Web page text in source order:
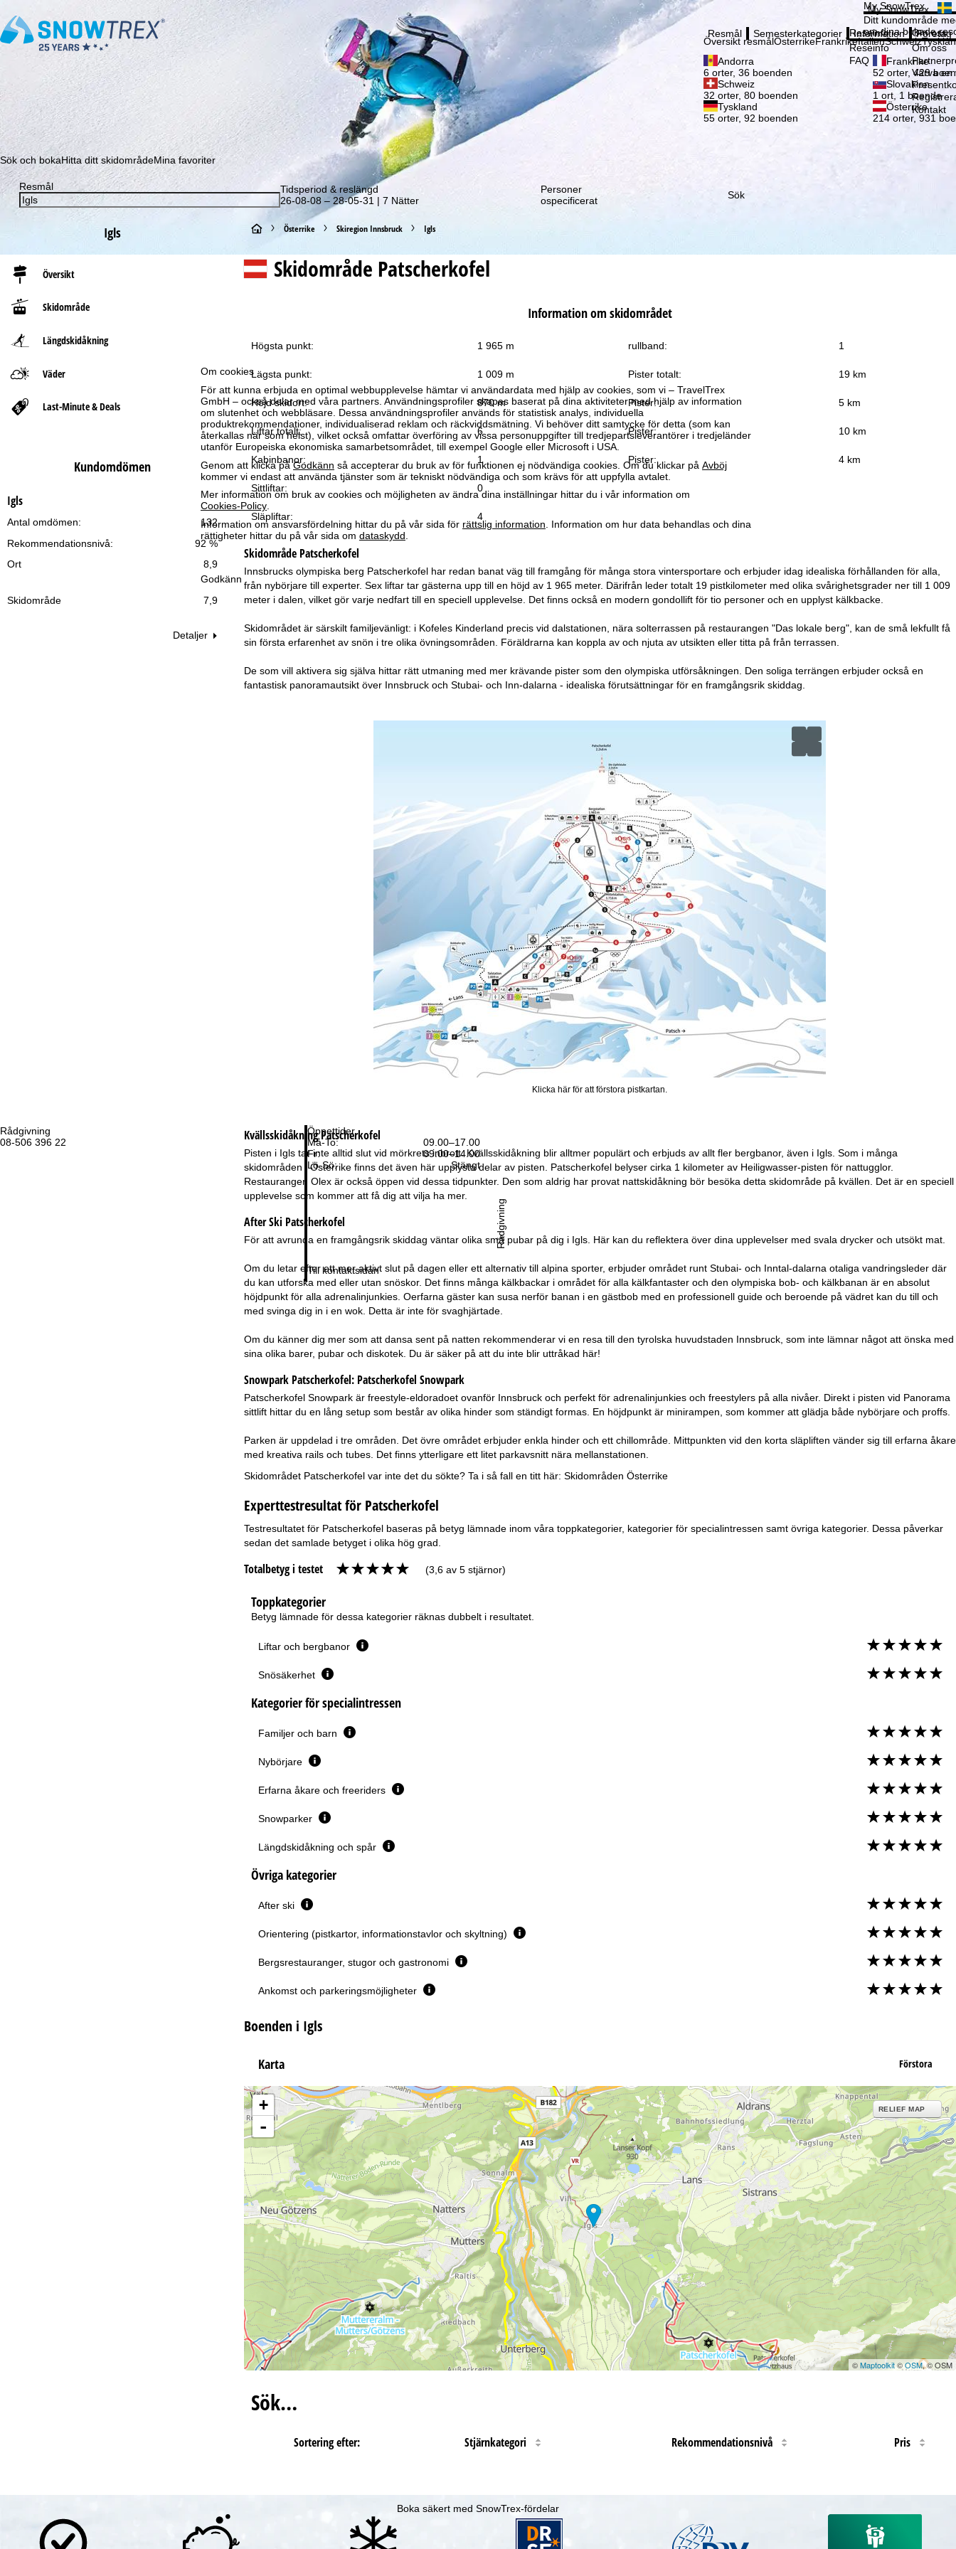
Om cookies
För att kunna erbjuda en optimal webbupplevelse hämtar vi användardata med hjälp av cookies, som vi – TravelTrex
GmbH – också delar med våra partners. Användningsprofiler skapas baserat på dina aktiviteter med hjälp av information
om slutenhet och webbläsare. Dessa användningsprofiler används för statistisk analys, individuella
produktrekommendationer, individualiserad reklam och räckviddsmätning. Vi behöver ditt samtycke för detta (som kan
återkallas när som helst), vilket också omfattar överföring av vissa personuppgifter till tredjepartsleverantörer i tredjeländer
utanför Europeiska ekonomiska samarbetsområdet, till exempel Google eller Microsoft i USA.
Genom att klicka påGodkänn så accepterar du bruk av för funktionen ej nödvändiga cookies. Om du klickar på Avböj
kommer vi endast att använda tjänster som är tekniskt nödvändiga och som krävs för att uppfylla avtalet.
Mer information om bruk av cookies och möjligheten av ändra dina inställningar hittar du i vår information om
Cookies-Policy
Information om ansvarsfördelning hittar du på vår sida för rättslig information . Information om hur data behandlas och dina
rättigheter hittar du på vår sida om dataskydd
Godkänn
Rådgivning
08-506 396 22
Öppettider
Må-To:
09.00–17.00
Fr:
09.00–14.00
Lö-Sö:
Stängt
Till kontaktsidan
Rådgivning
Prenumerera på vårt nyhetsbrev och missa aldrig ett erbjudande! Registrering
My SnowTrex
My SnowTrex
Ditt kundområde
om dina bokade
Resmål
Översikt resmålÖsterrikeFrankrikeItalienSchweiz
Andorra
6 orter, 36 boenden
Frankrike
52 orter, 429
Schweiz
32 orter, 80 boenden
Slovakien
1 ort, 1 boende
Tyskland
55 orter, 92 boenden
Österrike
214 orter, 931
Semesterkategorier Information
Reseinfo
Reseinfo
FAQ
Företag
Om oss
Om oss
Värva en
Kontakt
Sök och bokaHitta ditt skidområdeMina favoriter
Resmål
Tidsperiod & reslängd
26-08-08 – 28-05-31 | 7 Nätter
Personer
ospecificerat
Sök
Igls
Översikt
Skidområde
Längdskidåkning
Väder
Last-Minute & Deals
Kundomdömen
Igls
132
Antal omdömen:
92 %
Rekommendationsnivå:
Ort
8,9
Skidområde 7,9
Detaljer
S
t
t
s
i
d
a
Österrike Skiregion Innsbruck Igls
Skidområde Patscherkofel
Information om skidområdet
Högsta punkt: 1 965 m rullband: 1
Lägsta punkt: 1 009 m Pister totalt: 19 km
Höjd skidort: 870 m Pister: 5 km
Liftar totalt: 6 Pister: 10 km
Kabinbanor: 1 Pister: 4 km
Sittliftar: 0
Släpliftar: 4
Skidområde Patscherkofel
Innsbrucks olympiska berg Patscherkofel har redan banat väg till framgång för många stora vintersportare och erbjuder idag idealiska förhållanden för alla,
från nybörjare till experter. Sex liftar tar gästerna upp till en höjd av 1 965 meter. Därifrån leder totalt 19 pistkilometer med olika svårighetsgrader ner till 1 009
meter i dalen, vilket gör varje nedfart till en speciell upplevelse. Det finns också en modern gondollift för tio personer och en upplyst kälkbacke.
Skidområdet är särskilt familjevänligt: i Kofeles Kinderland precis vid dalstationen, nära solterrassen på restaurangen "Das lokale berg", kan de små lekfullt få
sin första erfarenhet av snön i tre olika övningsområden. Föräldrarna kan koppla av och njuta av utsikten eller titta på från terrassen.
De som vill aktivera sig själva hittar rätt utmaning med mer krävande pister som den olympiska utförsåkningen. Den soliga terrängen erbjuder också en
fantastisk panoramautsikt över Innsbruck och Stubai- och Inn-dalarna - idealiska förutsättningar för en framgångsrik skiddag.
Klicka här för att förstora pistkartan.
KvällsskidåkningPatscherkofel
Pisten i Igls tar inte alltid slut vid mörkrets inbrott. Kvällsskidåkning blir alltmer populärt och erbjuds av allt fler bergbanor, även i Igls. Som i många
skidområden i Österrike finns det även här upplysta delar av pisten. Patscherkofel belyser cirka 1 kilometer av Heiligwasser-pisten för nattugglor.
Restaurangen Olex är också öppen vid dessa tidpunkter. Den som aldrig har provat nattskidåkning bör besöka detta skidområde på kvällen. Det är en speciell
upplevelse som kommer att få dig att vilja ha mer.
After Ski Patscherkofel
För att avrunda en framgångsrik skiddag väntar olika små pubar på dig i Igls. Här kan du reflektera över dina upplevelser med svala drycker och utsökt mat.
Om du letar efter ett mer aktivt slut på dagen eller ett alternativ till alpina sporter, erbjuder området runt Stubai- och Inntal-dalarna otaliga vandringsleder där
du kan utforska med eller utan snöskor. Det finns många kälkbackar i området för alla kälkfantaster och den olympiska bob- och kälkbanan är en absolut
höjdpunkt för alla adrenalinjunkies. Oerfarna gäster kan susa nerför banan i en gästbob med en professionell guide och beroende på vädret kan du till och
med svinga dig in i en wok. Detta är inte för svaghjärtade.
Om du känner dig mer som att dansa sent på natten rekommenderar vi en resa till den tyrolska huvudstaden Innsbruck, som inte lämnar något att önska med
sina olika barer, pubar och diskotek. Du är säker på att du inte blir uttråkad här!
Snowpark Patscherkofel: Patscherkofel Snowpark
Patscherkofel Snowpark är freestyle-eldoradoet ovanför Innsbruck och perfekt för adrenalinjunkies och freestylers på alla nivåer. Direkt i pisten vid Panorama
sittlift hittar du en lång setup som består av olika hinder som ständigt formas. En höjdpunkt är minirampen, som kommer att glädja både nybörjare och proffs.
Parken är uppdelad i tre områden. Det övre området erbjuder enkla hinder och ett chillområde. Mittpunkten vid den korta släpliften vänder sig till erfarna åkare
med kreativa rails och tubes. Det finns ytterligare ett litet parkavsnitt nära mellanstationen.
Skidområdet Patscherkofel var inte det du sökte? Ta i så fall en titt här: Skidområden Österrike
Experttestresultat för Patscherkofel
Testresultatet för Patscherkofel baseras på betyg lämnade inom våra toppkategorier, kategorier för specialintressen samt övriga kategorier. Dessa påverkar
sedan det samlade betyget i olika hög grad.
Totalbetyg i testet (3,6 av 5 stjärnor)
Toppkategorier
Betyg lämnade för dessa kategorier räknas dubbelt i resultatet.
Liftar och bergbanor
Snösäkerhet
Kategorier för specialintressen
Familjer och barn
Nybörjare
Erfarna åkare och freeriders
Snowparker
Längdskidåkning och spår
Övriga kategorier
After ski
Orientering (pistkartor, informationstavlor och skyltning)
Bergsrestauranger, stugor och gastronomi
Ankomst och parkeringsmöjligheter
Boenden i Igls
Karta Förstora
+
-
RELIEF MAP
©Maptoolkit©OSM, © OSM
Sök…
Sortering efter: Stjärnkategori Rekommendationsnivå Pris
Boka säkert med SnowTrex-fördelar